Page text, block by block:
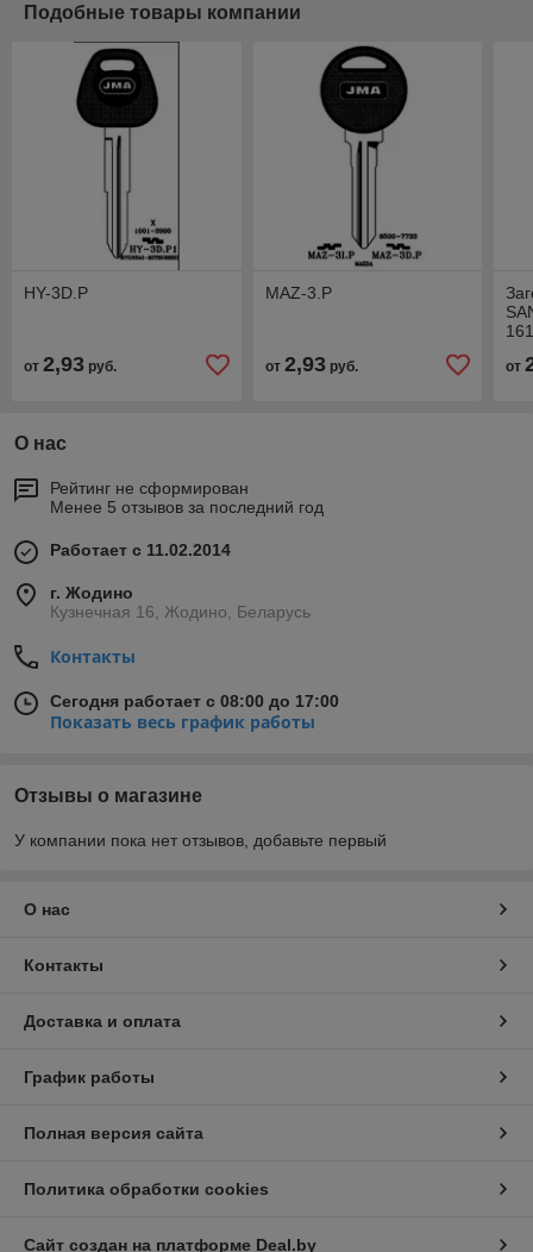
Подобные товары компании
HY-3D.P
от 2,93 руб.
MAZ-3.P
от 2,93руб. от
О нас
Рейтинг не сформирован
Менее 5 отзывов за последний год
Работает с 11.02.2014
г. Жодино
Кузнечная 16, Жодино, Беларусь
Контакты
Сегодня работает с 08:00 до 17:00
Показать весь график работы
Отзывы о магазине
У компании пока нет отзывов, добавьте первый
О нас
Контакты
Доставка и оплата
График работы
Полная версия сайта
Политика обработки cookies
Сайт создан на платформе Deal.by